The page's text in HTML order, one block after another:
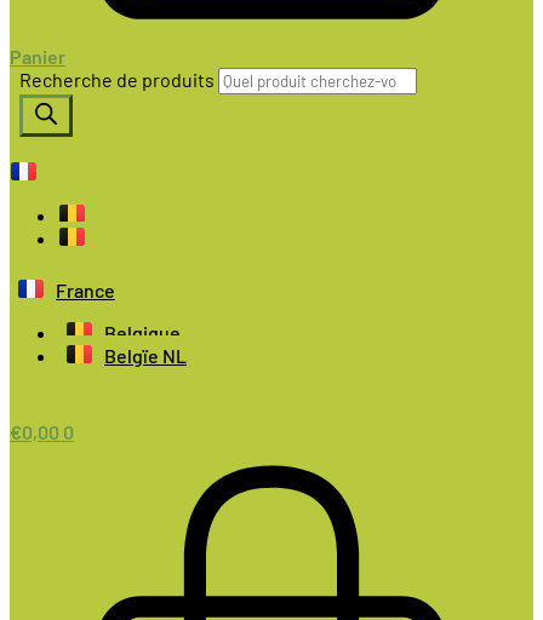
Panier
Recherche de produits
France
Belgique
Belgïe NL
€0,00 0